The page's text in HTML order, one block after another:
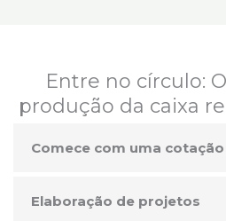
Entre no círculo:
produção da caixa
Comece com uma cotação
Elaboração de projetos